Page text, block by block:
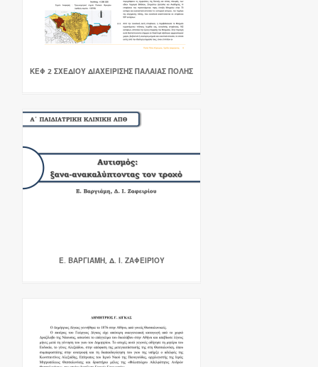
ΚΕΦ 2 ΣΧΕΔΙΟΥ ΔΙΑΧΕΙΡΙΣΗΣ ΠΑΛΑΙΑΣ ΠΟΛΗΣ
Ε. ΒΑΡΓΙΆΜΗ, Δ. Ι. ΖΑΦΕΙΡΊΟΥ